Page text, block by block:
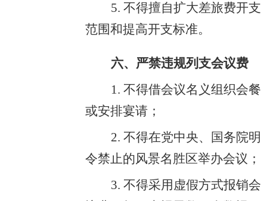
5. 不得擅自扩大差旅费开支
范围和提高开支标准。
六、严禁违规列支会议费
1. 不得借会议名义组织会餐
或安排宴请；
2. 不得在党中央、国务院明
令禁止的风景名胜区举办会议；
3. 不得采用虚假方式报销会